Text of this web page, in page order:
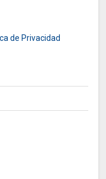
de Privacidad